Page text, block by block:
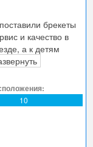
брекеты
и качество в
а к детям
10